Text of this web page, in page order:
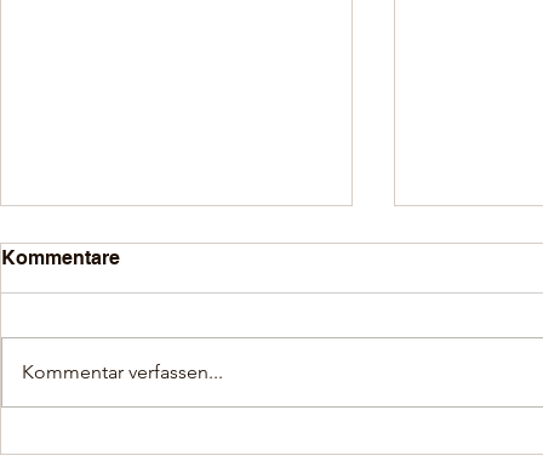
Kommentare
Kommentar verfassen...